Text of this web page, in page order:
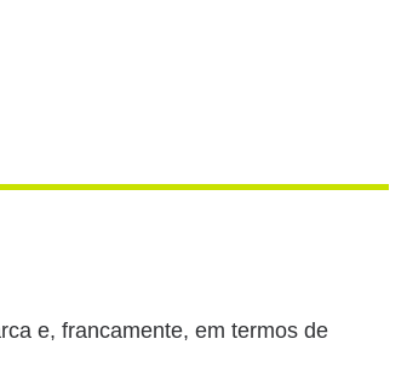
e, francamente, em termos de